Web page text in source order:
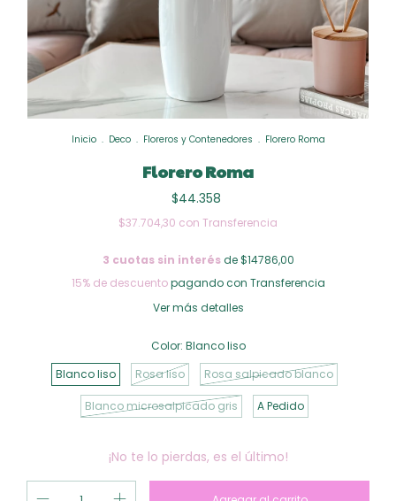
Inicio . Deco . Floreros y Contenedores . Florero Roma
Florero Roma
$44.358
$37.704,30 con Transferencia
3 cuotas sin interésde $14786,00
15% de descuentopagando con Transferencia
Ver más detalles
Color: Blanco liso
Blanco liso
Rosa liso Rosa salpicado blanco
Blanco microsalpicado gris A Pedido
¡No te lo pierdas, es el último!